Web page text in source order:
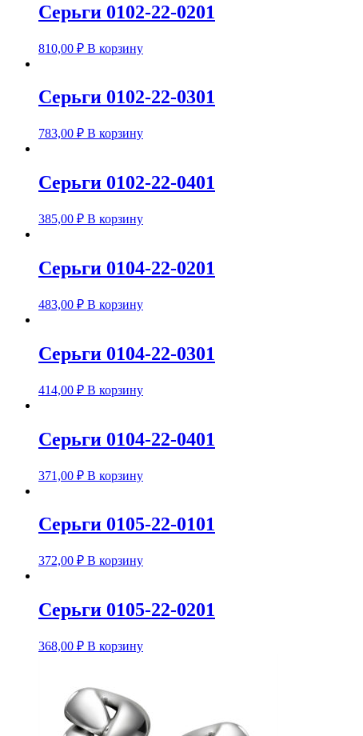
Серьги 0102-22-0201
810,00 ₽ В корзину
Серьги 0102-22-0301
783,00 ₽ В корзину
Серьги 0102-22-0401
385,00 ₽ В корзину
Серьги 0104-22-0201
483,00 ₽ В корзину
Серьги 0104-22-0301
414,00 ₽ В корзину
Серьги 0104-22-0401
371,00 ₽ В корзину
Серьги 0105-22-0101
372,00 ₽ В корзину
Серьги 0105-22-0201
368,00 ₽ В корзину